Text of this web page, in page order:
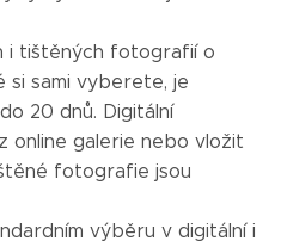
i tištěných fotografií o
si sami vyberete, je
20 dnů. Digitální
online galerie nebo vložit
fotografie jsou
výběru v digitální i